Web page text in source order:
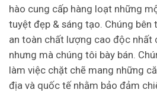
hào cung cấp hàng loạt những
tuyệt đẹp & sáng tạo. Chúng bên
an toàn chất lượng cao độc nhất
nhưng mà chúng tôi bày bán.
làm việc chặt chẽ mang những
địa và quốc tế nhằm bảo đảm